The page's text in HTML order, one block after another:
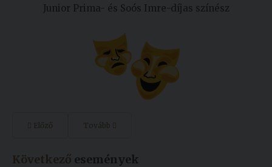
Junior Prima- és Soós Imre-díjas színész
Előző Tovább
Következő események